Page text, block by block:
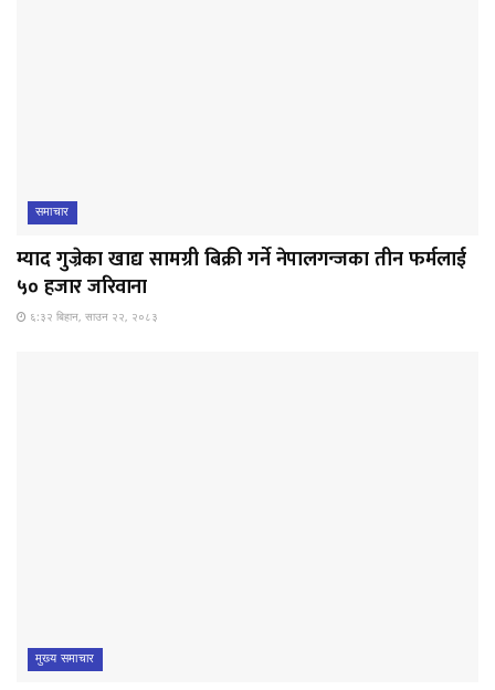
समाचार
म्याद गुज्रेका खाद्य सामग्री बिक्री गर्ने नेपालगन्जका तीन फर्मलाई
५० हजार जरिवाना
६:३२ बिहान, साउन २२, २०८३
मुख्य समाचार